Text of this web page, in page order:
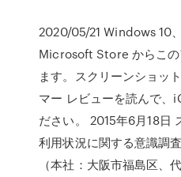
2020/05/21 Windows 10
Microsoft Store からこの
ます。スクリーンショッ
マー レビューを読んで、
ださい。 2015年6月18日
利用状況に関する意識調
（本社：大阪市福島区、